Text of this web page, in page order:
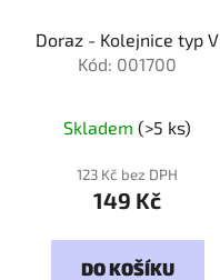
Doraz - Kolejnice typ V
Kód: 001700
Skladem (>5 ks)
123 Kč bez DPH
149 Kč
DO KOŠÍKU